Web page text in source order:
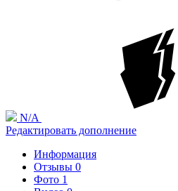
N/A
Редактировать дополнение
Информация
Отзывы 0
Фото 1